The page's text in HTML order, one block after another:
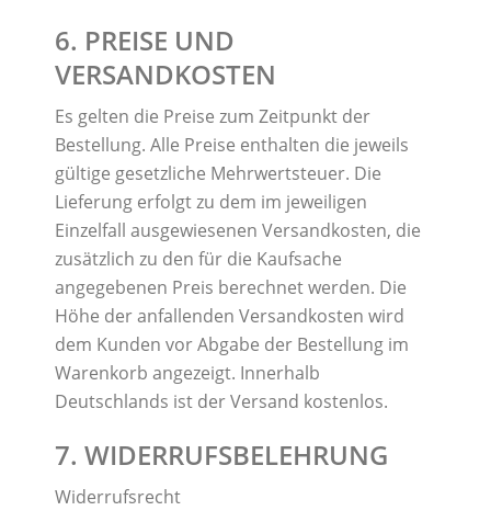
6. PREISE UND
VERSANDKOSTEN
Es gelten die Preise zum Zeitpunkt der
Bestellung. Alle Preise enthalten die jeweils
gültige gesetzliche Mehrwertsteuer. Die
Lieferung erfolgt zu dem im jeweiligen
Einzelfall ausgewiesenen Versandkosten, die
zusätzlich zu den für die Kaufsache
angegebenen Preis berechnet werden. Die
Höhe der anfallenden Versandkosten wird
dem Kunden vor Abgabe der Bestellung im
Warenkorb angezeigt. Innerhalb
Deutschlands ist der Versand kostenlos.
7. WIDERRUFSBELEHRUNG
Widerrufsrecht